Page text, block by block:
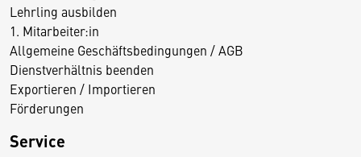
Lehrling ausbilden
1. Mitarbeiter:in
Allgemeine Geschäftsbedingungen / AGB
Dienstverhältnis beenden
Exportieren / Importieren
Förderungen
Service